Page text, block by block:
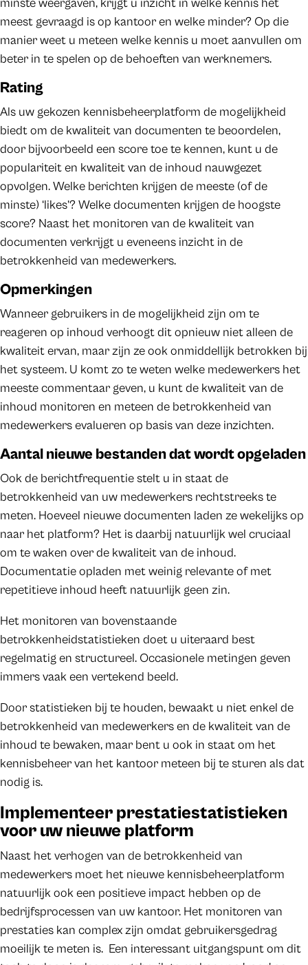
minste weergaven, krijgt u inzicht in welke kennis het
meest gevraagd is op kantoor en welke minder? Op die
manier weet u meteen welke kennis u moet aanvullen om
beter in te spelen op de behoeften van werknemers.
Rating
Als uw gekozen kennisbeheerplatform de mogelijkheid
biedt om de kwaliteit van documenten te beoordelen,
door bijvoorbeeld een score toe te kennen, kunt u de
populariteit en kwaliteit van de inhoud nauwgezet
opvolgen. Welke berichten krijgen de meeste (of de
minste) ‘likes’? Welke documenten krijgen de hoogste
score? Naast het monitoren van de kwaliteit van
documenten verkrijgt u eveneens inzicht in de
betrokkenheid van medewerkers.
Opmerkingen
Wanneer gebruikers in de mogelijkheid zijn om te
reageren op inhoud verhoogt dit opnieuw niet alleen de
kwaliteit ervan, maar zijn ze ook onmiddellijk betrokken bij
het systeem. U komt zo te weten welke medewerkers het
meeste commentaar geven, u kunt de kwaliteit van de
inhoud monitoren en meteen de betrokkenheid van
medewerkers evalueren op basis van deze inzichten.
Aantal nieuwe bestanden dat wordt opgeladen
Ook de berichtfrequentie stelt u in staat de
betrokkenheid van uw medewerkers rechtstreeks te
meten. Hoeveel nieuwe documenten laden ze wekelijks op
naar het platform? Het is daarbij natuurlijk wel cruciaal
om te waken over de kwaliteit van de inhoud.
Documentatie opladen met weinig relevante of met
repetitieve inhoud heeft natuurlijk geen zin.
Het monitoren van bovenstaande
betrokkenheidstatistieken doet u uiteraard best
regelmatig en structureel. Occasionele metingen geven
immers vaak een vertekend beeld.
Door statistieken bij te houden, bewaakt u niet enkel de
betrokkenheid van medewerkers en de kwaliteit van de
inhoud te bewaken, maar bent u ook in staat om het
kennisbeheer van het kantoor meteen bij te sturen als dat
nodig is.
Implementeer prestatiestatistieken
voor uw nieuwe platform
Naast het verhogen van de betrokkenheid van
medewerkers moet het nieuwe kennisbeheerplatform
natuurlijk ook een positieve impact hebben op de
bedrijfsprocessen van uw kantoor. Het monitoren van
prestaties kan complex zijn omdat gebruikersgedrag
moeilijk te meten is. Een interessant uitgangspunt om dit